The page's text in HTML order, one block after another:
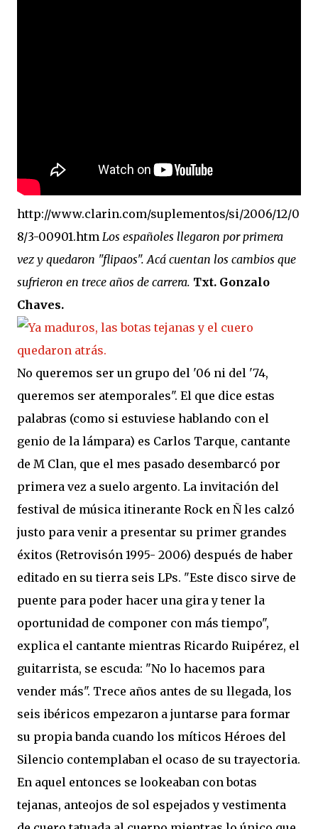
que ya todos escucharon”, tira Carca en el living de
Belgrano, todavía con la cicatriz fresca pero la púa en
la mano. Exultante en 3 frases: Rock setentoso + funk...
http://www.clarin.com/suplementos/si/2006/12/0
8/3-00901.htm Los españoles llegaron por primera
vez y quedaron "flipaos". Acá cuentan los cambios que
sufrieron en trece años de carrera. Txt. Gonzalo
Chaves.
No queremos ser un grupo del '06 ni del '74,
queremos ser atemporales". El que dice estas
palabras (como si estuviese hablando con el
genio de la lámpara) es Carlos Tarque, cantante
de M Clan, que el mes pasado desembarcó por
primera vez a suelo argento. La invitación del
festival de música itinerante Rock en Ñ les calzó
justo para venir a presentar su primer grandes
éxitos (Retrovisón 1995- 2006) después de haber
editado en su tierra seis LPs. "Este disco sirve de
puente para poder hacer una gira y tener la
oportunidad de componer con más tiempo",
explica el cantante mientras Ricardo Ruipérez, el
guitarrista, se escuda: "No lo hacemos para
vender más". Trece años antes de su llegada, los
seis ibéricos empezaron a juntarse para formar
su propia banda cuando los míticos Héroes del
Silencio contemplaban el ocaso de su trayectoria.
En aquel entonces se lookeaban con botas
tejanas, anteojos de sol espejados y vestimenta